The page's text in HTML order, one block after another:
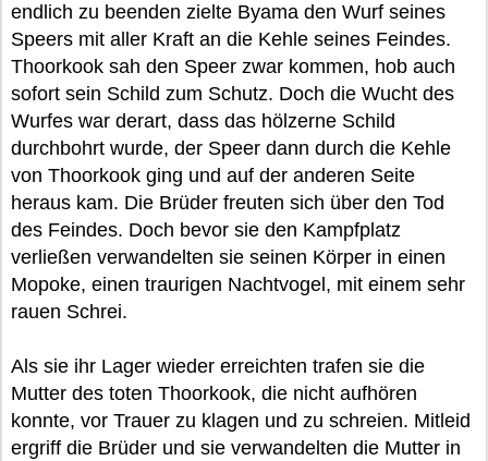
endlich zu beenden zielte Byama den Wurf seines
Speers mit aller Kraft an die Kehle seines Feindes.
Thoorkook sah den Speer zwar kommen, hob auch
sofort sein Schild zum Schutz. Doch die Wucht des
Wurfes war derart, dass das hölzerne Schild
durchbohrt wurde, der Speer dann durch die Kehle
von Thoorkook ging und auf der anderen Seite
heraus kam. Die Brüder freuten sich über den Tod
des Feindes. Doch bevor sie den Kampfplatz
verließen verwandelten sie seinen Körper in einen
Mopoke, einen traurigen Nachtvogel, mit einem sehr
rauen Schrei.
Als sie ihr Lager wieder erreichten trafen sie die
Mutter des toten Thoorkook, die nicht aufhören
konnte, vor Trauer zu klagen und zu schreien. Mitleid
ergriff die Brüder und sie verwandelten die Mutter in